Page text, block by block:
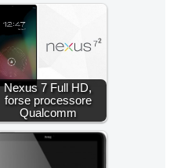
Nexus 7 Full HD,
forse processore
Qualcomm